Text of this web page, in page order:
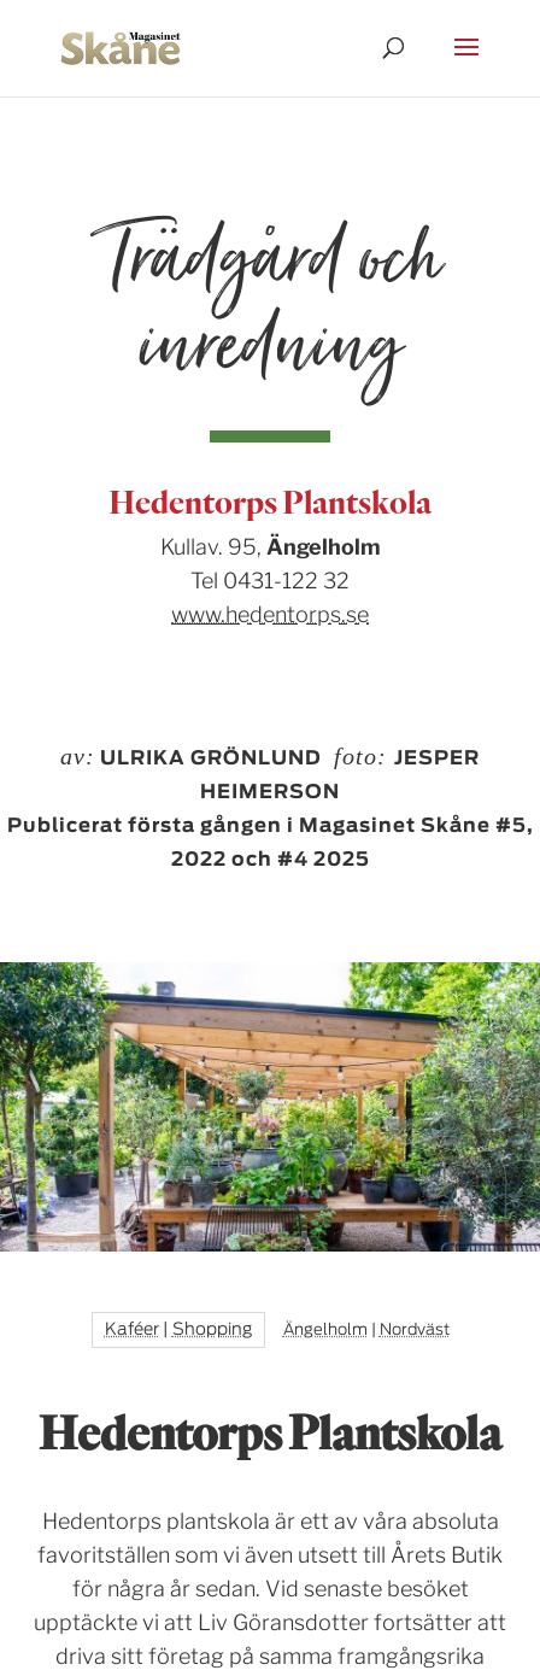
Trädgård och
inredning
Hedentorps Plantskola
Kullav. 95, Ängelholm
Tel 0431-122 32
www.hedentorps.se
av: ULRIKA GRÖNLUND foto: JESPER
HEIMERSON
Publicerat första gången i Magasinet Skåne #5,
2022 och #4 2025
Kaféer| Shopping Ängelholm Nordväst
Hedentorps Plantskola
Hedentorps plantskola är ett av våra absoluta
favoritställen som vi även utsett till Årets Butik
för några år sedan. Vid senaste besöket
upptäckte vi att Liv Göransdotter fortsätter att
driva sitt företag på samma framgångsrika